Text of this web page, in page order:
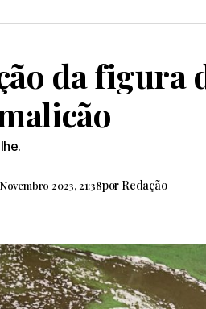
da figura
2023, 21:38por Redação